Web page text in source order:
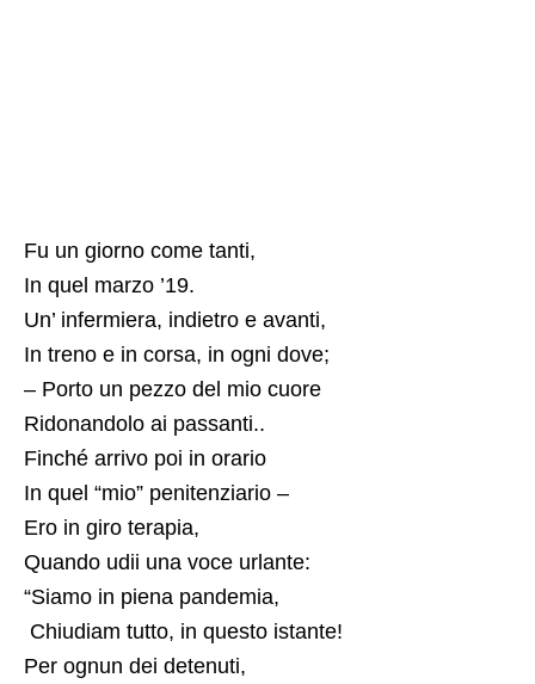
Fu un giorno come tanti,
In quel marzo ’19.
Un’ infermiera, indietro e avanti,
In treno e in corsa, in ogni dove;
– Porto un pezzo del mio cuore
Ridonandolo ai passanti..
Finché arrivo poi in orario
In quel “mio” penitenziario –
Ero in giro terapia,
Quando udii una voce urlante:
“Siamo in piena pandemia,
Chiudiam tutto, in questo istante!
Per ognun dei detenuti,